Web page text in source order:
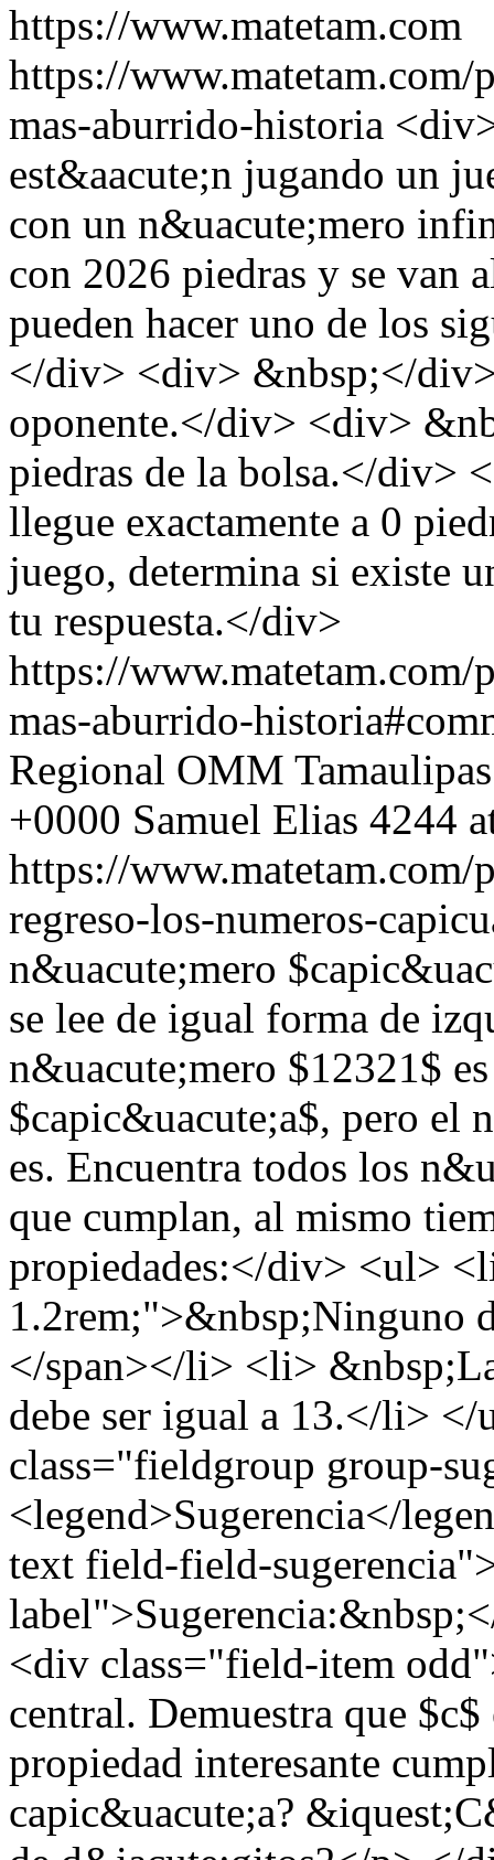
https://www.matetam.com
https://
mas-aburrido-historia
est&aacute;n jugando un
con un n&uacute;mero
con 2026 piedras y se van
pueden hacer uno de los
</div> <div> &nbsp;</
oponente.</div> <div>
piedras de la bolsa.</div>
llegue exactamente a 0
juego, determina si existe
tu respuesta.</div>
https://
mas-aburrido-
Regional OMM
+0000 Samuel Elias 4244
https://
regreso-los-numeros-
n&uacute;mero
se lee de igual forma de
n&uacute;mero $12321$
$capic&uacute;a$, pero el
es. Encuentra todos los
que cumplan, al mismo
propiedades:</div> <ul>
1.2rem;">&nbsp;Ninguno
</span></li> <li>
debe ser igual a 13.</li>
class="fieldgroup group-
<legend>Sugerencia</
text field-field-
<div class="field-item
central. Demuestra que
propiedad interesante
capic&uacute;a?